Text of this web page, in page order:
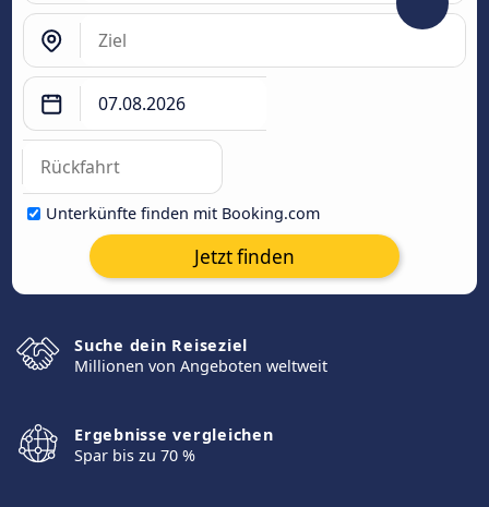
Unterkünfte finden mit Booking.com
Jetzt finden
Suche dein Reiseziel
Millionen von Angeboten weltweit
Ergebnisse vergleichen
Spar bis zu 70 %